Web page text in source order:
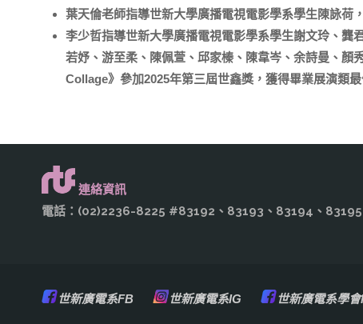
葉天倫老師指導世新大學廣播電視電影學系學生陳詠荷
李少哲指導世新大學廣播電視電影學系學生謝文玲、龔
若妤、游至柔、陳佩萱、邱家榛、陳韋岑、余詩曼、顏
Collage》參加2025年第三屆世鑫獎，獲得畢業展演類最
連絡資訊
電話：(02)2236-8225 #83192、83193、83194、
世新廣電系FB 世新廣電系IG 世新廣電系學